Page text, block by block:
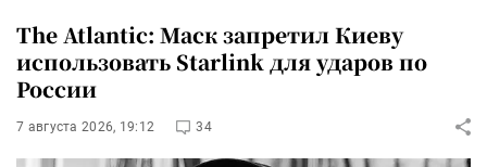
The Atlantic: Маск запретил Киеву
использовать Starlink для ударов по
России
7 августа 2026, 19:12 34